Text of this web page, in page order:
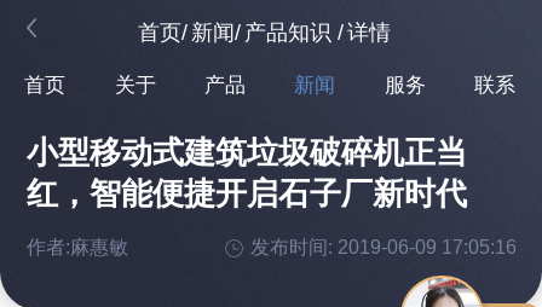
首页/ 新闻/ 产品知识 /详情
首页 关于 产品 新闻 服务 联系
小型移动式建筑垃圾破碎机正当
红，智能便捷开启石子厂新时代
作者:麻惠敏 发布时间: 2019-06-09 17:05:16